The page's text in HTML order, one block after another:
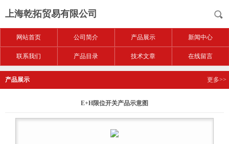
上海乾拓贸易有限公司
网站首页 公司简介 产品展示 新闻中心
联系我们 产品目录 技术文章 在线留言
产品展示 更多>>
E+H限位开关产品示意图